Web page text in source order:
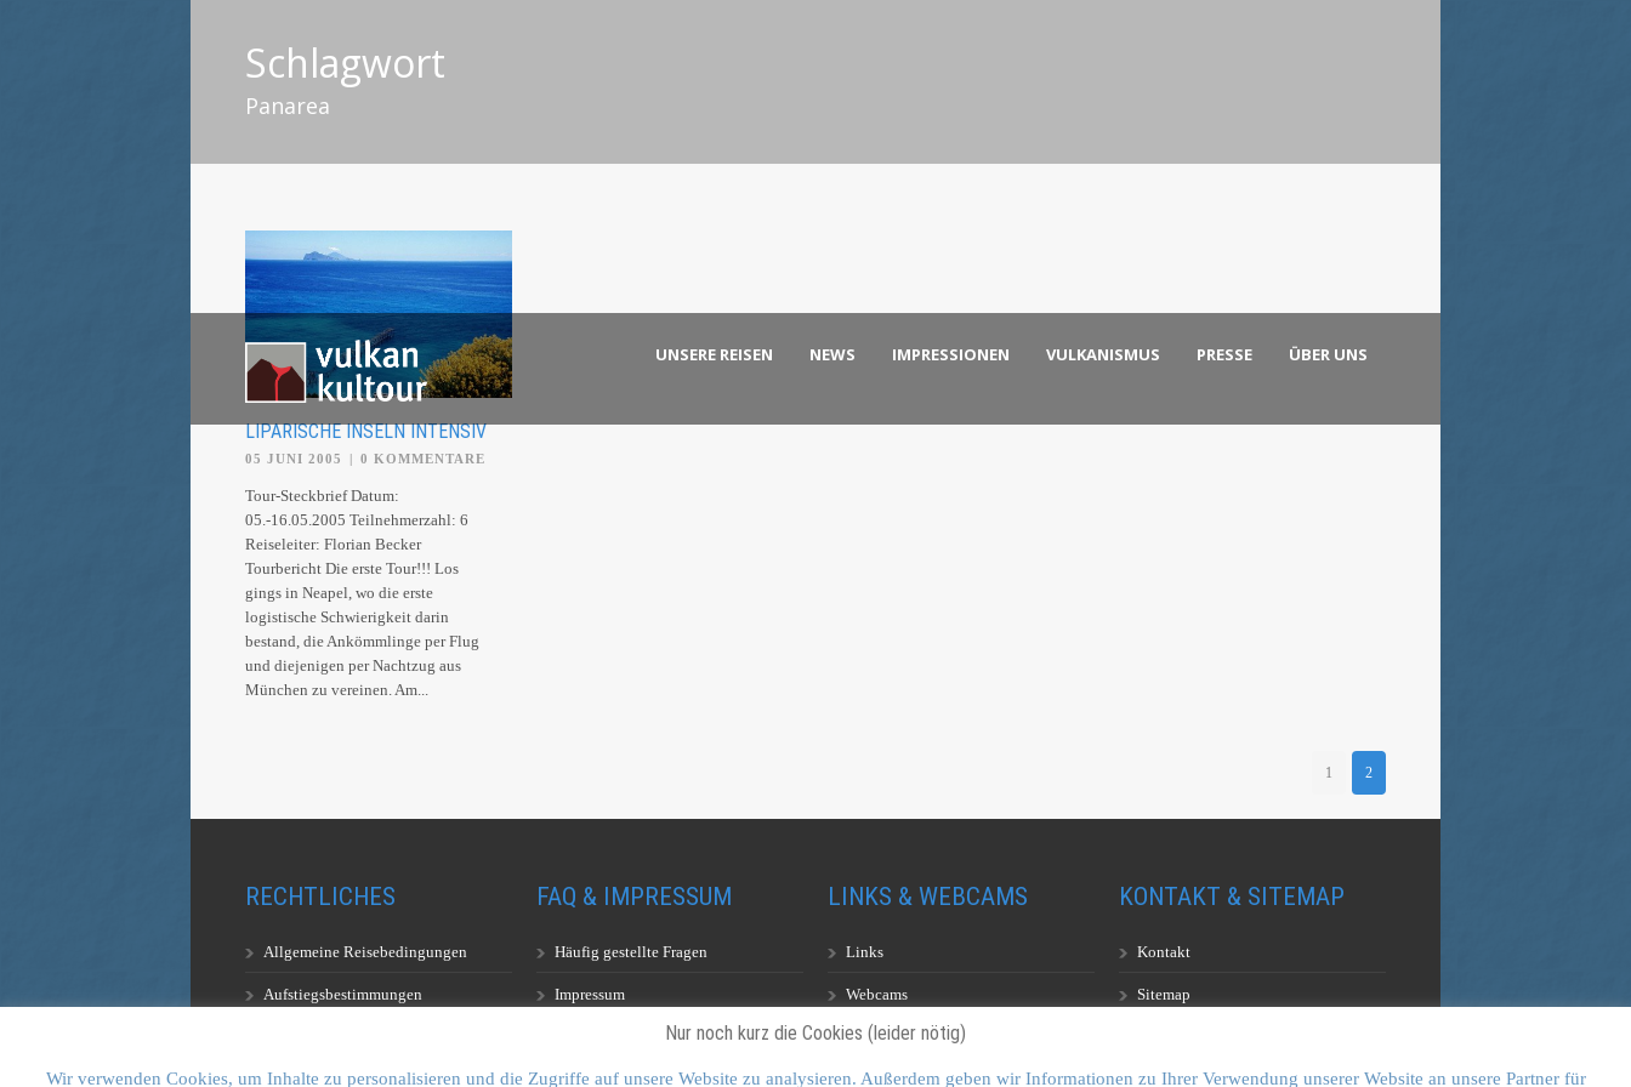
UNSERE REISEN NEWS IMPRESSIONEN VULKANISMUS PRESSE ÜBER UNS
Schlagwort
Panarea
LIPARISCHE INSELN INTENSIV
05 JUNI 2005 | 0 KOMMENTARE
Tour-Steckbrief Datum:
05.-16.05.2005 Teilnehmerzahl: 6
Reiseleiter: Florian Becker
Tourbericht Die erste Tour!!! Los
gings in Neapel, wo die erste
logistische Schwierigkeit darin
bestand, die Ankömmlinge per Flug
und diejenigen per Nachtzug aus
München zu vereinen. Am...
1 2
RECHTLICHES
Allgemeine Reisebedingungen
Aufstiegsbestimmungen
FAQ & IMPRESSUM
Häufig gestellte Fragen
Impressum
LINKS & WEBCAMS
Links
Webcams
KONTAKT & SITEMAP
Kontakt
Sitemap
Nur noch kurz die Cookies (leider nötig)
Wir verwenden Cookies, um Inhalte zu personalisieren und die Zugriffe auf unsere Website zu analysieren. Außerdem geben wir Informationen zu Ihrer Verwendung unserer Website an unsere Partner für